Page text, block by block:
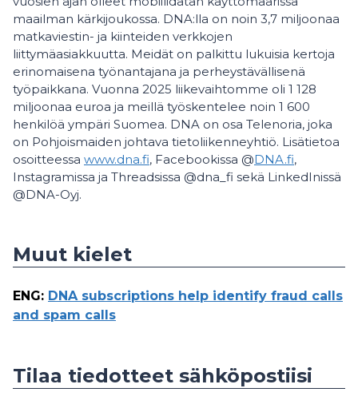
maailman kärkijoukossa. DNA:lla on noin 3,7 miljoonaa
matkaviestin- ja kiinteiden verkkojen
liittymäasiakkuutta. Meidät on palkittu lukuisia kertoja
erinomaisena työnantajana ja perheystävällisenä
työpaikkana. Vuonna 2025 liikevaihtomme oli 1 128
miljoonaa euroa ja meillä työskentelee noin 1 600
henkilöä ympäri Suomea. DNA on osa Telenoria, joka
on Pohjoismaiden johtava tietoliikenneyhtiö. Lisätietoa
osoitteessa www.dna.fi, Facebookissa @DNA.fi,
Instagramissa ja Threadsissa @dna_fi sekä LinkedInissä
@DNA-Oyj.
Muut kielet
ENG: DNA subscriptions help identify fraud calls
and spam calls
Tilaa tiedotteet sähköpostiisi